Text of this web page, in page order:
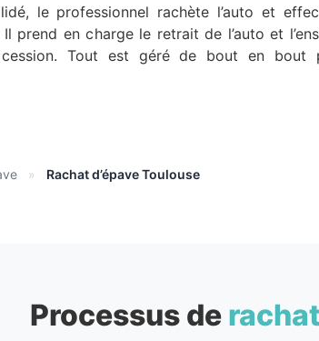
le professionnel rachète l’auto et
prend en charge le retrait de l’auto et
Tout est géré de bout en bout
» Rachat d’épave Toulouse
Processus de